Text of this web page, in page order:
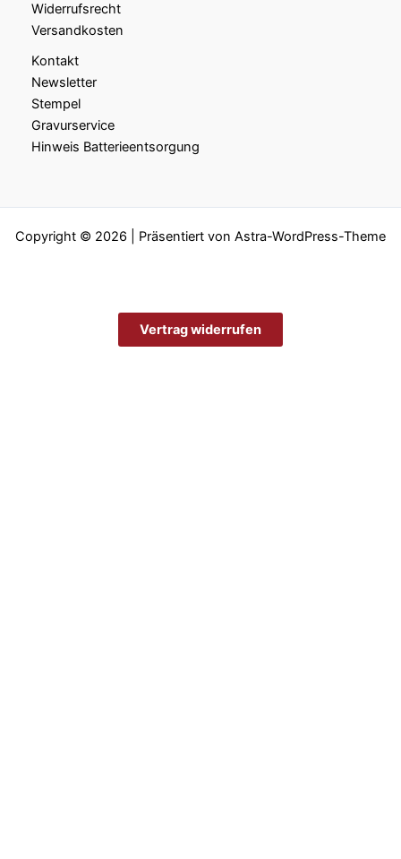
Widerrufsrecht
Versandkosten
Kontakt
Newsletter
Stempel
Gravurservice
Hinweis Batterieentsorgung
Copyright © 2026 | Präsentiert von Astra-WordPress-Theme
Vertrag widerrufen